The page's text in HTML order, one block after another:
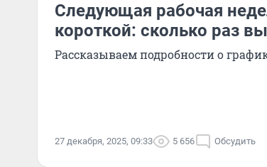
Следующая рабочая
короткой: сколько раз
Рассказываем подробности о
27 декабря, 2025, 09:33 5 656 Обсудить